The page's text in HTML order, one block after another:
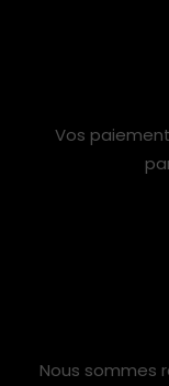
Vos
Nous sommes